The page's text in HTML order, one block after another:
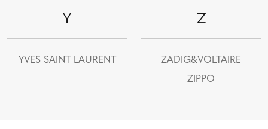
Y
YVES SAINT LAURENT
Z
ZADIG&VOLTAIRE
ZIPPO